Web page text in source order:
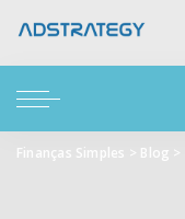
Finanças Simples > Blog >